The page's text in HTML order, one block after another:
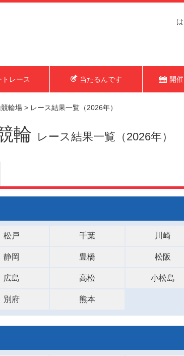
トレース 当たるんです 開
輪場 > レース結果一覧（2026年）
輪 レース結果一覧（2026年）
松戸 千葉 川崎
静岡 豊橋 松阪
広島 高松 小松島
別府 熊本